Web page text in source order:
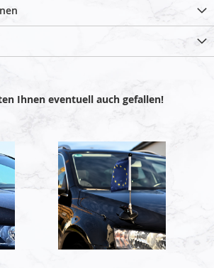
Ihnen eventuell auch gefallen!